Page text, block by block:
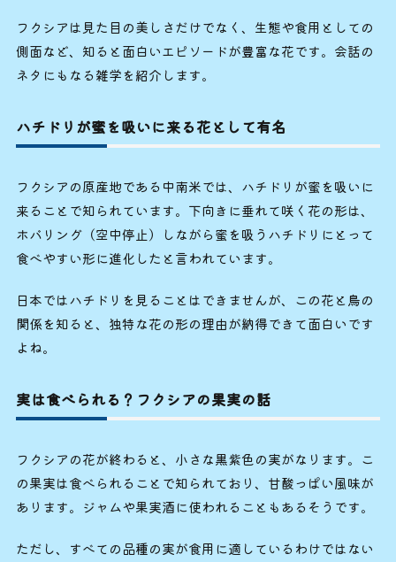
フクシアは見た目の美しさだけでなく、生態や食用としての
側面など、知ると面白いエピソードが豊富な花です。会話の
ネタにもなる雑学を紹介します。
ハチドリが蜜を吸いに来る花として有名
フクシアの原産地である中南米では、ハチドリが蜜を吸いに
来ることで知られています。下向きに垂れて咲く花の形は、
ホバリング（空中停止）しながら蜜を吸うハチドリにとって
食べやすい形に進化したと言われています。
日本ではハチドリを見ることはできませんが、この花と鳥の
関係を知ると、独特な花の形の理由が納得できて面白いです
よね。
実は食べられる？フクシアの果実の話
フクシアの花が終わると、小さな黒紫色の実がなります。こ
の果実は食べられることで知られており、甘酸っぱい風味が
あります。ジャムや果実酒に使われることもあるそうです。
ただし、すべての品種の実が食用に適しているわけではない